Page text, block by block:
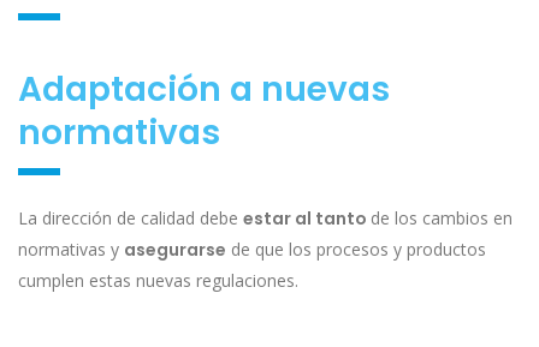
Adaptación a nuevas
normativas
La dirección de calidad debe estar al tanto de los cambios en
normativas y asegurarse de que los procesos y productos
cumplen estas nuevas regulaciones.